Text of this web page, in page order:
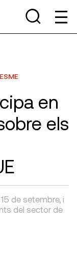
en
els
de setembre, i
del sector de